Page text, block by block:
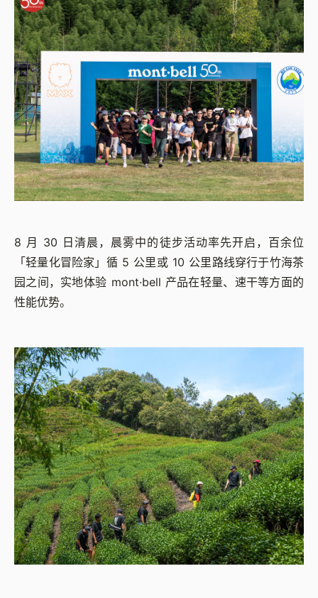
8 月 30 日清晨，晨雾中的徒步活动率先开启，百余位
「轻量化冒险家」循 5 公里或 10 公里路线穿行于竹海茶
园之间，实地体验 mont·bell 产品在轻量、速干等方面的
性能优势。